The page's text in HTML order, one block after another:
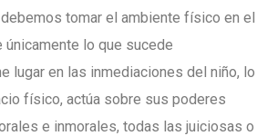
tomar el ambiente físico en el
lo que sucede
lugar en las inmediaciones del niño, lo
físico, actúa sobre sus poderes
e inmorales, todas las juiciosas o